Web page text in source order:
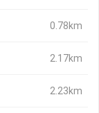
0.78km
2.17km
2.23km